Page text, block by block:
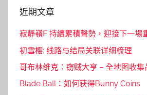
近期文章
寂靜嶺F 持續累積聲勢，迎接下一場
初雪樱: 线路与结局关联详细梳理
哥布林维克：窃贼大亨 – 全地图收集
Blade Ball：如何获得Bunny Coins